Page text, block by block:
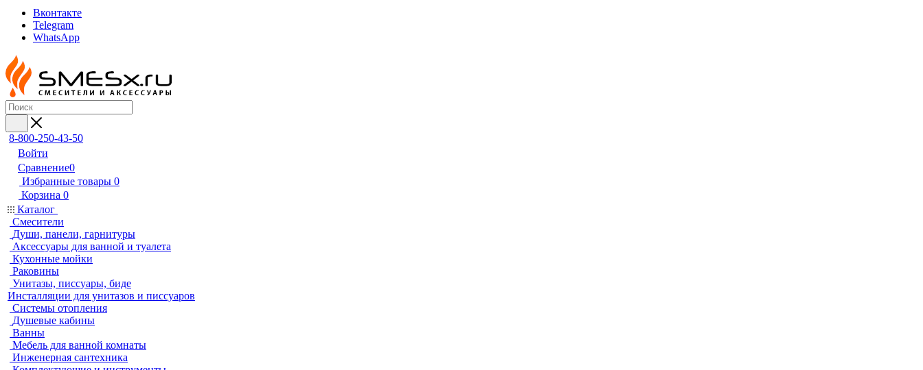
Вконтакте
Telegram
WhatsApp
8-800-250-43-50
Войти
Сравнение0
Избранные товары 0
Корзина 0
Каталог
Смесители
Души, панели, гарнитуры
Аксессуары для ванной и туалета
Кухонные мойки
Раковины
Унитазы, писсуары, биде
Инсталляции для унитазов и писсуаров
Системы отопления
Душевые кабины
Ванны
Мебель для ванной комнаты
Инженерная сантехника